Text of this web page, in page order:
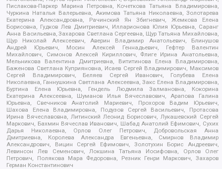
Пислакова-Паркер Марина Петровна, Кочеткова Татьяна Владимировна,
Чуркина Наталья Валерьевна, Акимова Татьяна Николаевна, Золотарева
Екатерина Александровна, Рачинский Ян Збигневич, Жемкова Елена
Борисовна, Гудков Лев Дмитриевич, Илларионова Юлия Юрьевна, Саранг
Анна Васильевна, Захарова Светлана Сергеевна, Щур Татьяна Михайловна,
Щур Николай Алексеевич, Аверин Владимир Анатольевич, Блинушов
Андрей Юрьевич, Мосин Алексей Геннадьевич, Гефтер Валентин
Михайлович, Симонов Алексей Кириллович, Флиге Ирина Анатольевна,
Мельникова Валентина Дмитриевна, Вититинова Елена Владимировна,
Баженова Светлана Куприяновна, Исаев Сергей Владимирович, Максимов
Сергей Владимирович, Беляев Сергей Иванович, Голубева Елена
Николаевна, Ганнушкина Светлана Алексеевна, Закс Елена Владимировна,
Буртина Елена Юрьевна, Гендель Людмила Залмановна, Кокорина
Екатерина Алексеевна, Шуманов Илья Вячеславович, Арапова Галина
Юрьевна, Свечников Анатолий Мариевич, Прохоров Вадим Юрьевич,
Шахова Елена Владимировна, Подузов Сергей Васильевич, Протасова
Ирина Вячеславовна, Литинский Леонид Борисович, Лукашевский Сергей
Маркович, Бахмин Вячеслав Иванович, Шабад Анатолий Ефимович, Сухих
Дарья Николаевна, Орлов Олег Петрович, Добровольская Анна
Дмитриевна, Королева Александра Евгеньевна, Смирнов Владимир
Александрович, Вицин Сергей Ефимович, Золотухин Борис Андреевич,
Левинсон Лев Семенович, Локшина Татьяна Иосифовна, Орлов Олег
Петрович, Полякова Мара Федоровна, Резник Генри Маркович, Захаров
Герман Константинович